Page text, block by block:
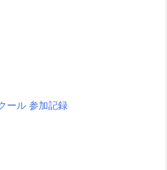
ール 参加記録